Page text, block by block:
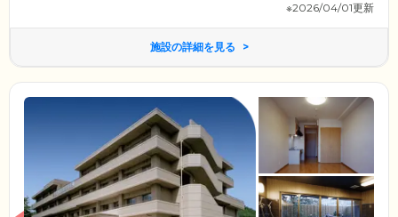
※2026/04/01更新
施設の詳細を見る